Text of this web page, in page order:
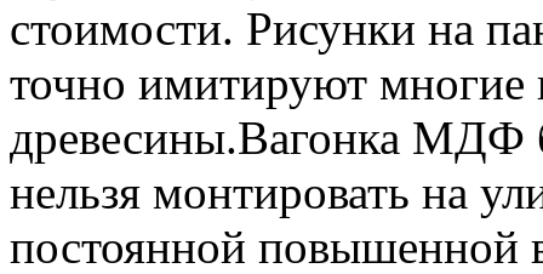
стоимости. Рисунки на
точно имитируют
древесины.Вагонка МДФ
нельзя монтировать на
постоянной повышенной